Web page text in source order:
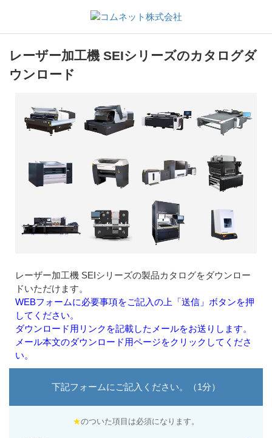
レーザー加工機 SEIシリーズのカタログダ
ウンロード
レーザー加工機 SEIシリーズの製品カタログをダウンロー
ドいただけます。
WEBフォームに必要事項をご記入の上「送信」ボタンを押
してください。
ダウンロード用リンクを記載したメールをお送りします。
メール本文のダウンロード用ページをクリックしてくださ
い。
下記フォームにご記入ください。（1分）
★のついた項目は必須になります。